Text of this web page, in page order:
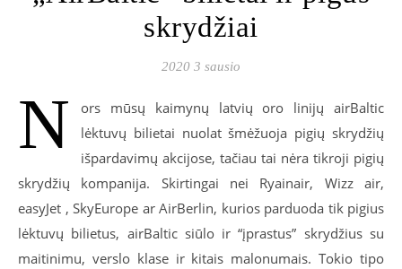
skrydžiai
2020 3 sausio
N
ors mūsų kaimynų latvių oro linijų airBaltic
lėktuvų bilietai nuolat šmėžuoja pigių skrydžių
išpardavimų akcijose, tačiau tai nėra tikroji pigių
skrydžių kompanija. Skirtingai nei Ryainair, Wizz air,
easyJet , SkyEurope ar AirBerlin, kurios parduoda tik pigius
lėktuvų bilietus, airBaltic siūlo ir “įprastus” skrydžius su
maitinimu, verslo klase ir kitais malonumais. Tokio tipo